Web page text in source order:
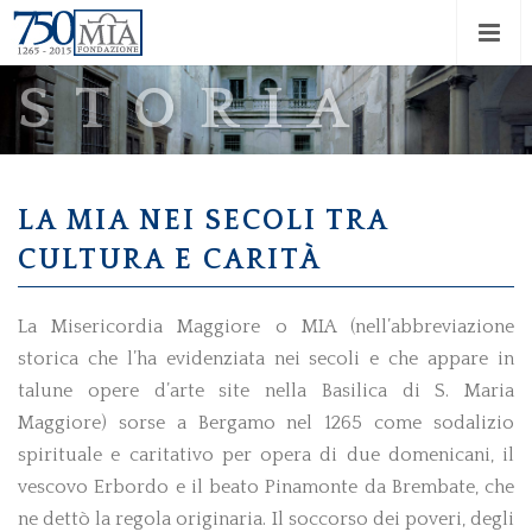
STORIA
LA MIA NEI SECOLI TRA
CULTURA E CARITÀ
La Misericordia Maggiore o MIA (nell’abbreviazione
storica che l’ha evidenziata nei secoli e che appare in
talune opere d’arte site nella Basilica di S. Maria
Maggiore) sorse a Bergamo nel 1265 come sodalizio
spirituale e caritativo per opera di due domenicani, il
vescovo Erbordo e il beato Pinamonte da Brembate, che
ne dettò la regola originaria. Il soccorso dei poveri, degli